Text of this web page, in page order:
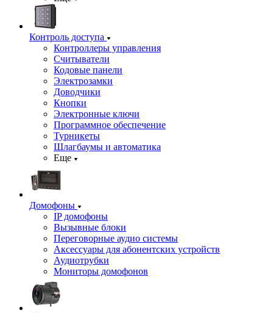
Контроль доступа
Контроллеры управления
Считыватели
Кодовые панели
Электрозамки
Доводчики
Кнопки
Электронные ключи
Программное обеспечение
Турникеты
Шлагбаумы и автоматика
Еще
Домофоны
IP домофоны
Вызывные блоки
Переговорные аудио системы
Аксессуары для абонентских устройств
Аудиотрубки
Мониторы домофонов